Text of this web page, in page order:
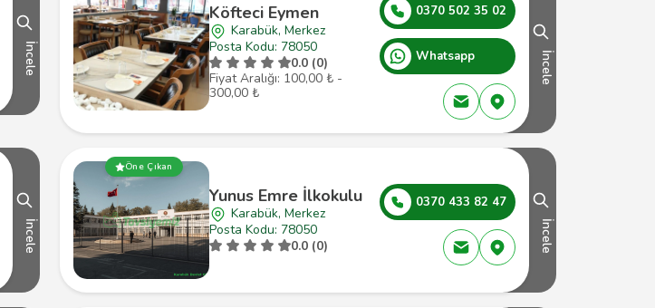
İncele
Köfteci Eymen
Karabük, Merkez
Posta Kodu: 78050
0.0 (0)
Fiyat Aralığı: 100,00 ₺ -
300,00 ₺
0370 502 35 02
Whatsapp İncele
İncele
Öne Çıkan
Yunus Emre İlkokulu
Karabük, Merkez
Posta Kodu: 78050
0.0 (0)
0370 433 82 47
İncele